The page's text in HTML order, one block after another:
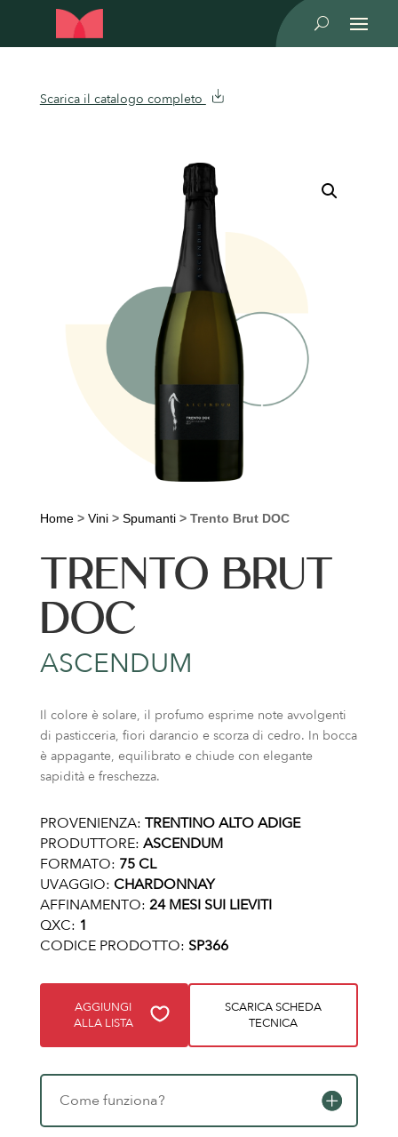
U
Scarica il catalogo completo
Home> Vini> Spumanti> Trento Brut DOC
TRENTO BRUT
DOC
ASCENDUM
Il colore è solare, il profumo esprime note avvolgenti
di pasticceria, fiori darancio e scorza di cedro. In bocca
è appagante, equilibrato e chiude con elegante
sapidità e freschezza.
PROVENIENZA: TRENTINO ALTO ADIGE
PRODUTTORE: ASCENDUM
FORMATO: 75 CL
UVAGGIO: CHARDONNAY
AFFINAMENTO: 24 MESI SUI LIEVITI
QXC: 1
CODICE PRODOTTO: SP366
AGGIUNGI
ALLA LISTA
SCARICA SCHEDA
TECNICA
Come funziona?